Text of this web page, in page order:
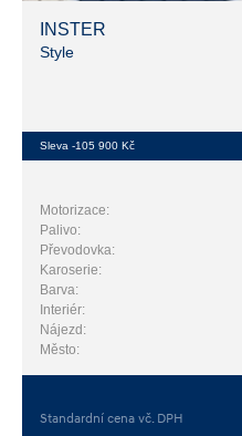
INSTER
Style
Sleva -105 900 Kč
Motorizace:
Palivo:
Převodovka:
Karoserie:
Barva:
Interiér:
Nájezd:
Město:
Standardní cena vč. DPH